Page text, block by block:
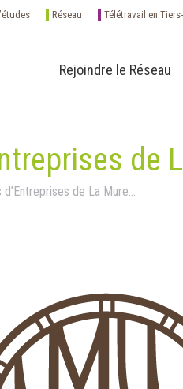
Réseau Télétravail en
Rejoindre le Réseau
de
d’Entreprises de La Mure…